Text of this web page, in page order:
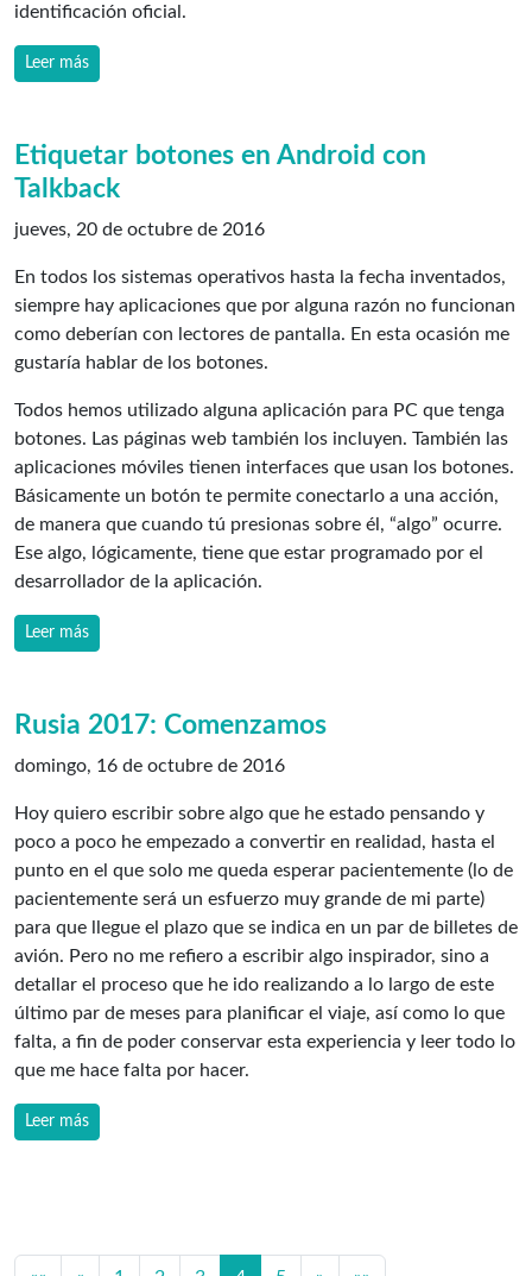
identificación oficial.
Leer más
Etiquetar botones en Android con
Talkback
jueves, 20 de octubre de 2016
En todos los sistemas operativos hasta la fecha inventados,
siempre hay aplicaciones que por alguna razón no funcionan
como deberían con lectores de pantalla. En esta ocasión me
gustaría hablar de los botones.
Todos hemos utilizado alguna aplicación para PC que tenga
botones. Las páginas web también los incluyen. También las
aplicaciones móviles tienen interfaces que usan los botones.
Básicamente un botón te permite conectarlo a una acción,
de manera que cuando tú presionas sobre él, “algo” ocurre.
Ese algo, lógicamente, tiene que estar programado por el
desarrollador de la aplicación.
Leer más
Rusia 2017: Comenzamos
domingo, 16 de octubre de 2016
Hoy quiero escribir sobre algo que he estado pensando y
poco a poco he empezado a convertir en realidad, hasta el
punto en el que solo me queda esperar pacientemente (lo de
pacientemente será un esfuerzo muy grande de mi parte)
para que llegue el plazo que se indica en un par de billetes de
avión. Pero no me refiero a escribir algo inspirador, sino a
detallar el proceso que he ido realizando a lo largo de este
último par de meses para planificar el viaje, así como lo que
falta, a fin de poder conservar esta experiencia y leer todo lo
que me hace falta por hacer.
Leer más